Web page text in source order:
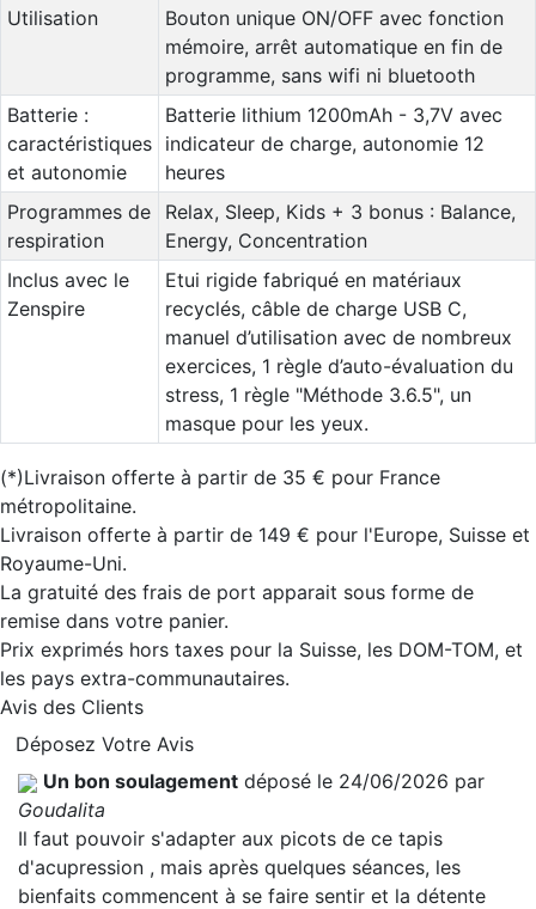
Utilisation
Bouton unique ON/OFF avec fonction
mémoire, arrêt automatique en fin de
programme, sans wifi ni bluetooth
Batterie :
caractéristiques
et autonomie
Batterie lithium 1200mAh - 3,7V avec
indicateur de charge, autonomie 12
heures
Programmes de
respiration
Relax, Sleep, Kids + 3 bonus : Balance,
Energy, Concentration
Inclus avec le
Zenspire
Etui rigide fabriqué en matériaux
recyclés, câble de charge USB C,
manuel d’utilisation avec de nombreux
exercices, 1 règle d’auto-évaluation du
stress, 1 règle "Méthode 3.6.5", un
masque pour les yeux.
(*)Livraison offerte à partir de 35 € pour France
métropolitaine.
Livraison offerte à partir de 149 € pour l'Europe, Suisse et
Royaume-Uni.
La gratuité des frais de port apparait sous forme de
remise dans votre panier.
Prix exprimés hors taxes pour la Suisse, les DOM-TOM, et
les pays extra-communautaires.
Avis des Clients
Déposez Votre Avis
Un bon soulagement déposé le 24/06/2026 par
Goudalita
Il faut pouvoir s'adapter aux picots de ce tapis
d'acupression , mais après quelques séances, les
bienfaits commencent à se faire sentir et la détente